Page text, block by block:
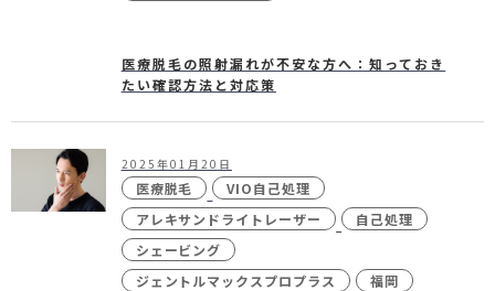
医療脱毛の照射漏れが不安な方へ：知っておき
たい確認方法と対応策
2025年01月20日
医療脱毛
VIO自己処理
アレキサンドライトレーザー
自己処理
シェービング
ジェントルマックスプロプラス
福岡